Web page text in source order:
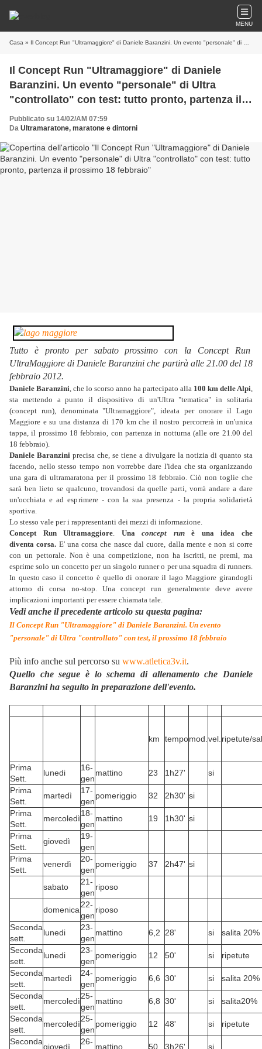
MENU
Casa » Il Concept Run "Ultramaggiore" di Daniele Baranzini. Un evento "personale" di Ultra "controllato" con test: tutto pronto, partenza il prossimo 18 febbraio
Il Concept Run "Ultramaggiore" di Daniele
Baranzini. Un evento "personale" di Ultra
"controllato" con test: tutto pronto, partenza il
prossimo 18 febbraio
Pubblicato su 14/02/AM 07:59
Da Ultramaratone, maratone e dintorni
Tutto è pronto per sabato prossimo con la Concept Run
UltraMaggiore di Daniele Baranzini che partirà alle 21.00 del 18
febbraio 2012.
Daniele Baranzini, che lo scorso anno ha partecipato alla 100 km delle Alpi,
sta mettendo a punto il dispositivo di un'Ultra "tematica" in solitaria
(concept run), denominata "Ultramaggiore", ideata per onorare il Lago
Maggiore e su una distanza di 170 km che il nostro percorrerà in un'unica
tappa, il prossimo 18 febbraio, con partenza in notturna (alle ore 21.00 del
18 febbraio).
Daniele Baranzini precisa che, se tiene a divulgare la notizia di quanto sta
facendo, nello stesso tempo non vorrebbe dare l'idea che sta organizzando
una gara di ultramaratona per il prossimo 18 febbraio. Ciò non toglie che
sarà ben lieto se qualcuno, trovandosi da quelle parti, vorrà andare a dare
un'occhiata e ad esprimere - con la sua presenza - la propria solidarietà
sportiva.
Lo stesso vale per i rappresentanti dei mezzi di informazione.
Concept Run Ultramaggiore. Unaconcept runè una idea che
diventa corsa. E' una corsa che nasce dal cuore, dalla mente e non si corre
con un pettorale. Non è una competizione, non ha iscritti, ne premi, ma
esprime solo un concetto per un singolo runner o per una squadra di runners.
In questo caso il concetto è quello di onorare il lago Maggiore girandogli
attorno di corsa no-stop. Una concept run generalmente deve avere
implicazioni importanti per essere chiamata tale.
Vedi anche il precedente articolo su questa pagina:
Il Concept Run "Ultramaggiore" di Daniele Baranzini. Un evento
"personale" di Ultra "controllato" con test, il prossimo 18 febbraio
Più info anche sul percorso su www.atletica3v.it.
Quello che segue è lo schema di allenamento che Daniele
Baranzini ha seguito in preparazione dell'evento.
km tempomod. vel. ripetute/
Prima
Sett.
lunedi
16-
gen
mattino 23 1h27'
si
Prima
Sett.
martedì
17-
gen
pomeriggio 32 2h30' si
Prima
Sett.
mercoledì
18-
gen
mattino 19 1h30' si
Prima
Sett.
giovedì
19-
gen
Prima
Sett.
venerdì
20-
gen
pomeriggio 37 2h47' si
sabato
21-
gen
riposo
domenica
22-
gen
riposo
Seconda
sett.
lunedi
23-
gen
mattino 6,2 28' si
salita 20%
Seconda
sett.
lunedi
23-
gen
pomeriggio 12 50' si
ripetute
Seconda
sett.
martedì
24-
gen
pomeriggio 6,6 30' si
salita 20%
Seconda
sett.
mercoledì
25-
gen
mattino 6,8 30' si
salita20%
Seconda
sett.
mercoledì
25-
gen
pomeriggio 12 48' si
ripetute
Seconda
giovedì
26-
mattino 50 3h26' si